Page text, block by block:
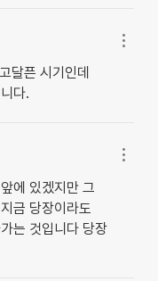
달픈 시기인데
다.
에 있겠지만 그
금 당장이라도
는 것입니다 당장